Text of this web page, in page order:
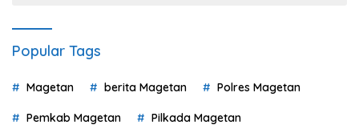
Popular Tags
Magetan berita Magetan Polres Magetan
Pemkab Magetan Pilkada Magetan